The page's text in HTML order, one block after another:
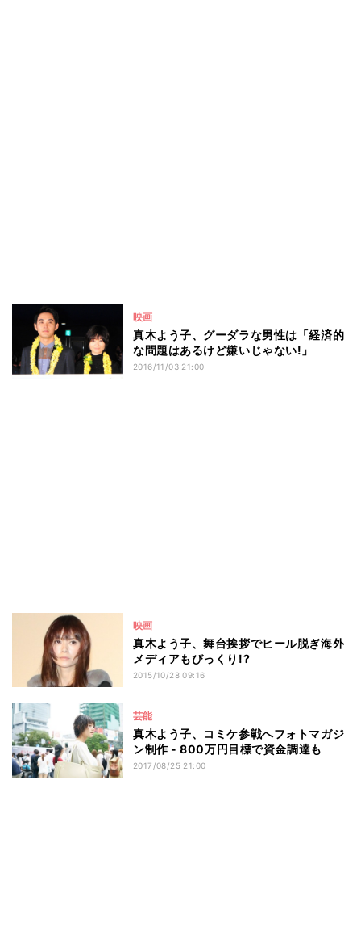
映画
真木よう子、グーダラな男性は「経済的
な問題はあるけど嫌いじゃない!」
2016/11/03 21:00
映画
真木よう子、舞台挨拶でヒール脱ぎ海外
メディアもびっくり!?
2015/10/28 09:16
芸能
真木よう子、コミケ参戦へフォトマガジ
ン制作 - 800万円目標で資金調達も
2017/08/25 21:00